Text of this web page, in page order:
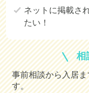
ネットに掲載さ
たい！
相
事前相談から入居
す。